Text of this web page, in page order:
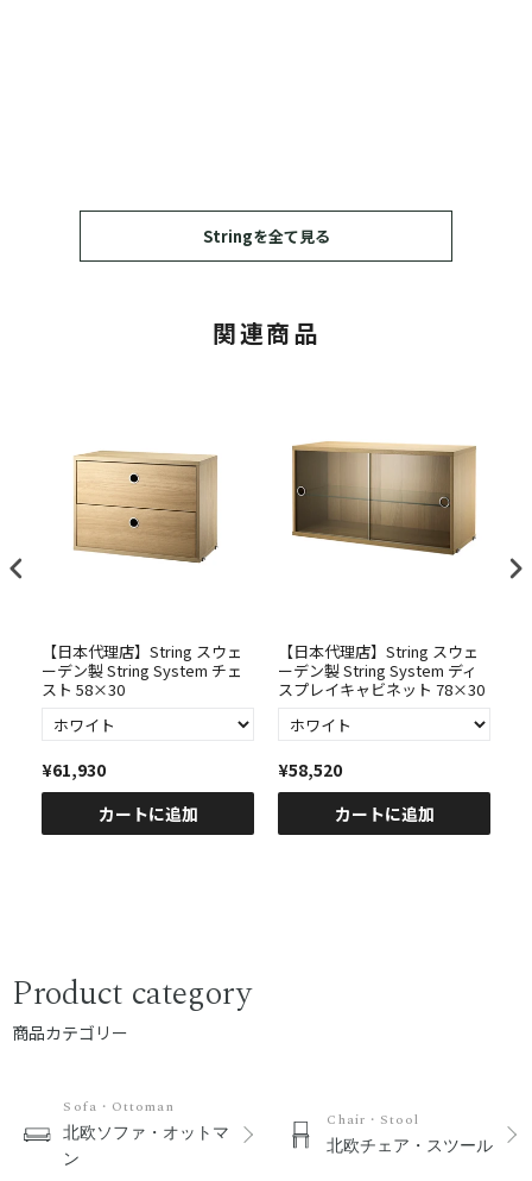
Stringを全て見る
関連商品
【日本代理店】String スウェ
ーデン製 String System チェ
スト 58×30
¥61,930
カートに追加
【日本代理店】String スウェ
ーデン製 String System ディ
スプレイキャビネット 78×30
¥58,520
カートに追加
Product category
商品カテゴリー
Sofa・Ottoman
北欧ソファ・オットマ
ン
Chair・Stool
北欧チェア・スツール